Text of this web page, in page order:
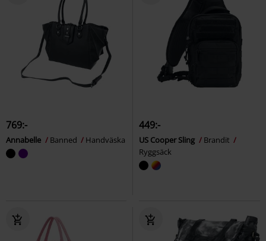
769:-
Annabelle Banned Handväska
449:-
US Cooper Sling
Brandit
Ryggsäck